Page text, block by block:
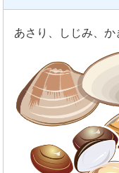
あさり、しじみ、か